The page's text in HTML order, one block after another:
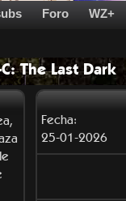
Foro WZ+
The Last Dark
Fecha:
25-01-2026